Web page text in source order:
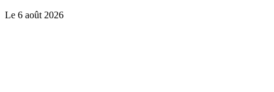
Le 6 août 2026